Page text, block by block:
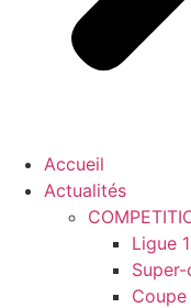
Accueil
Actualités
Ligue